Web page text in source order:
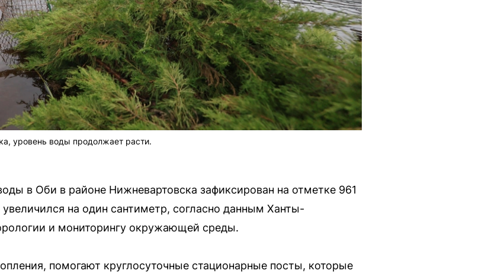
уровень воды продолжает расти.
в Оби в районе Нижневартовска зафиксирован на отметке 961
на один сантиметр, согласно данным Ханты-
и мониторингу окружающей среды.
помогают круглосуточные стационарные посты, которые